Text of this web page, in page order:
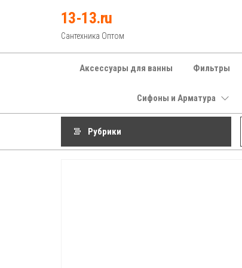
13-13.ru
Сантехника Оптом
Аксессуары для ванны Фильтры
Сифоны и Арматура
Рубрики